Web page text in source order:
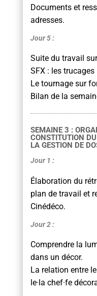
Documents et
adresses.
Jour 5 :
Suite du travail
SFX : les trucages
Le tournage sur
Bilan de la
SEMAINE 3 :
CONSTITUTION DU
LA GESTION DE
Jour 1 :
Élaboration du
plan de travail et
Cinédéco.
Jour 2 :
Comprendre la
dans un décor.
La relation entre
le·la chef·fe